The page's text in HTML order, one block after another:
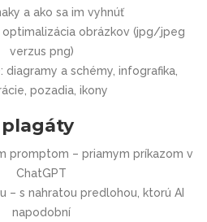
a ako sa im vyhnúť
obrázkov (jpg/jpeg
verzus png)
diagramy a schémy, infografika,
pozadia, ikony
promptom – priamym príkazom v
ChatGPT
– s nahratou predlohou, ktorú AI
napodobní